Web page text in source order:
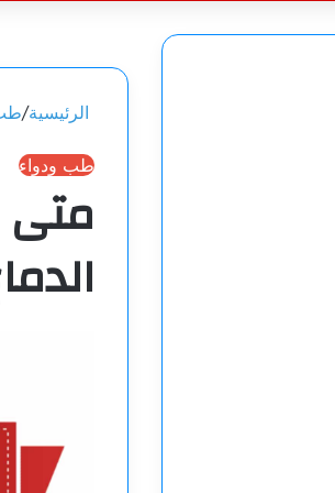
عن
الرئيسية/
طب ودواء
متى